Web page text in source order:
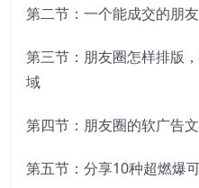
第二节：一个能成交的朋
第三节：朋友圈怎样排版
域
第四节：朋友圈的软广告
第五节：分享10种超燃爆